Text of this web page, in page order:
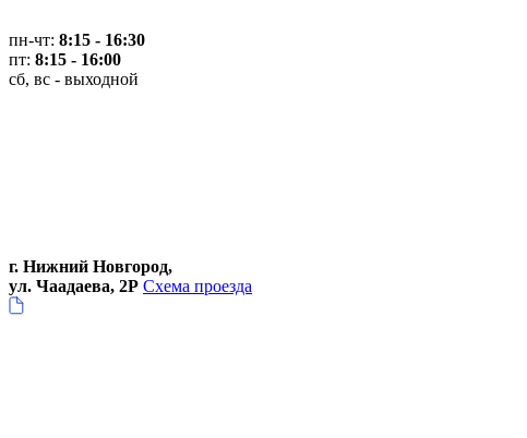
пн-чт: 8:15 - 16:30
пт: 8:15 - 16:00
сб, вс - выходной
г. Нижний Новгород,
ул. Чаадаева, 2Р Схема проезда